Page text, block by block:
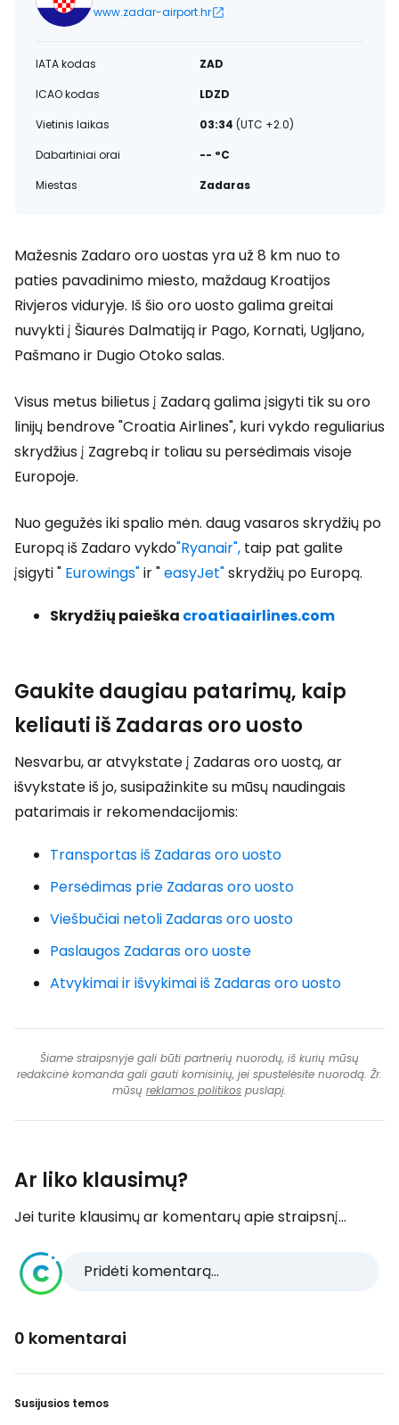
www.zadar-airport.hr
IATA kodas
ZAD
ICAO kodas
LDZD
Vietinis laikas
03:34 (UTC +2.0)
Dabartiniai orai
-- °C
Miestas
Zadaras
Mažesnis Zadaro oro uostas yra už 8 km nuo to
paties pavadinimo miesto, maždaug Kroatijos
Rivjeros viduryje. Iš šio oro uosto galima greitai
nuvykti į Šiaurės Dalmatiją ir Pago, Kornati, Ugljano,
Pašmano ir Dugio Otoko salas.
Visus metus bilietus į Zadarą galima įsigyti tik su oro
linijų bendrove "Croatia Airlines", kuri vykdo reguliarius
skrydžius į Zagrebą ir toliau su persėdimais visoje
Europoje.
Nuo gegužės iki spalio mėn. daug vasaros skrydžių po
Europą iš Zadaro vykdo"Ryanair", taip pat galite
įsigyti " Eurowings"ir "easyJet"skrydžių po Europą.
Skrydžių paieška croatiaairlines.com
Gaukite daugiau patarimų, kaip
keliauti iš Zadaras oro uosto
Nesvarbu, ar atvykstate į Zadaras oro uostą, ar
išvykstate iš jo, susipažinkite su mūsų naudingais
patarimais ir rekomendacijomis:
Transportas iš Zadaras oro uosto
Persėdimas prie Zadaras oro uosto
Viešbučiai netoli Zadaras oro uosto
Paslaugos Zadaras oro uoste
Atvykimai ir išvykimai iš Zadaras oro uosto
Šiame straipsnyje gali būti partnerių nuorodų, iš kurių mūsų
redakcinė komanda gali gauti komisinių, jei spustelėsite nuorodą. Žr.
mūsų reklamos politikos puslapį.
Ar liko klausimų?
Jei turite klausimų ar komentarų apie straipsnį...
Pridėti komentarą...
0 komentarai
Susijusios temos